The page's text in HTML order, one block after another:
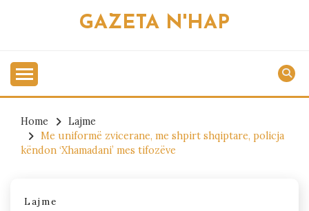
GAZETA N'HAP
Home
Lajme
Me uniformë zvicerane, me shpirt shqiptare, policja
këndon ‘Xhamadani’ mes tifozëve
Lajme